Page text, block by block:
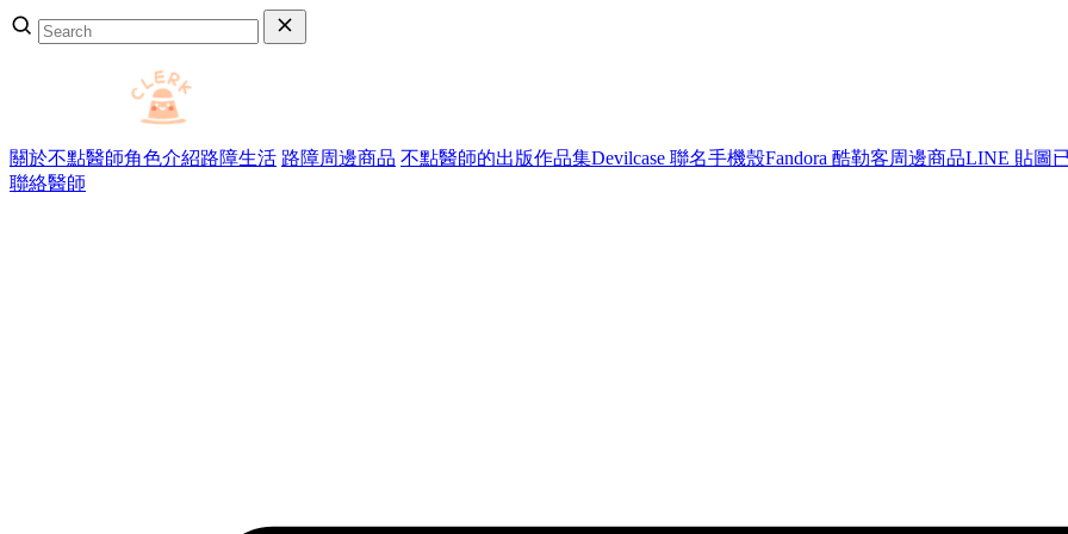
關於不點醫師角色介紹路障生活 路障周邊商品 不點醫師的出版作品集Devilcase 聯名手機殼Fandora 酷勒客周邊商品LINE 貼圖
聯絡醫師